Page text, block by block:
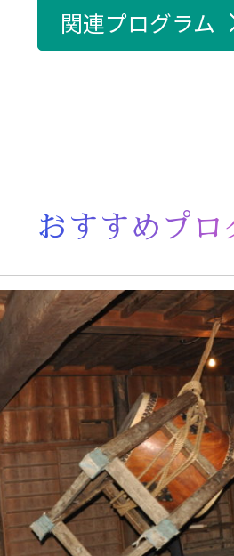
関連プログラム
おすすめプロ